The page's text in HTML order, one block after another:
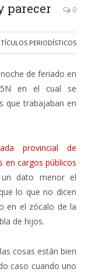
parecer 0
PERIODÍSTICOS
de feriado en
en el cual se
que trabajaban en
provincial de
en cargos públicos
dato menor el
lo que no dicen
en el zócalo de la
de hijos.
cosas están bien
caso cuando uno